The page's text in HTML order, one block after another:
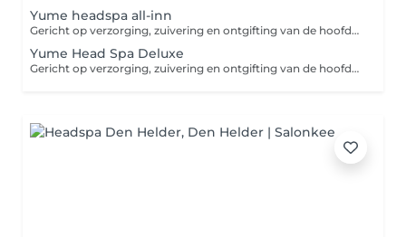
Yume headspa all-inn
Gericht op verzorging, zuivering en ontgifting van de hoofdhuid voor gezonde haargroei: - Hoofdhuidanalyse en gepersonaliseerde behandeling. - Reiniging, exfoliatie/peeling met Vogamax scalpcare machine. - Haarherstellend masker met stoombehandeling en micro-mist voor de hoofdhuid. - Massage van hoofd, nek en schouders. - Headbath spa en spraymist. - Droogföhnen.
Yume Head Spa Deluxe
Gericht op verzorging, zuivering en ontgifting van de hoofdhuid voor gezonde haargroei: - Hoofdhuidanalyse en gepersonaliseerde behandeling. - Stoombehandeling - Korean haarrepair treatment en Vogamex scalpcare machine voor intensieve reiniging. - Micro-mist behandeling. - Hoofd, nek en schoudermassage. - Headbath spa. - Inclusief basic Korean face treatment. - Droogföhnen.